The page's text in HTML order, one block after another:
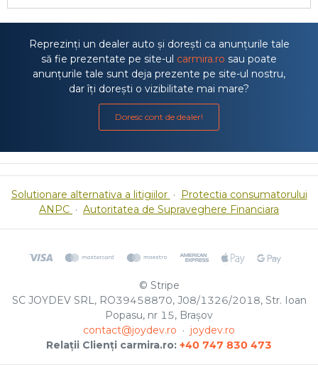
Reprezinți un dealer auto și dorești ca anunțurile tale
să fie prezentate pe site-ul carmira.ro sau poate
anunțurile tale sunt deja prezente pe site-ul nostru,
dar îți dorești o vizibilitate mai mare?
Doresc cont de dealer!
Solutionare alternativa a litigiilor · Protectia consumatorului
ANPC · Autoritatea de Supraveghere Financiara
© Stripe
SC JOYDEV SRL, RO39458870, J08/1326/2018, Str. Ioan
Popasu, nr 15, Brașov
contact@joydev.ro · joydev.ro
Relații Clienți carmira.ro: +40 747 830 473